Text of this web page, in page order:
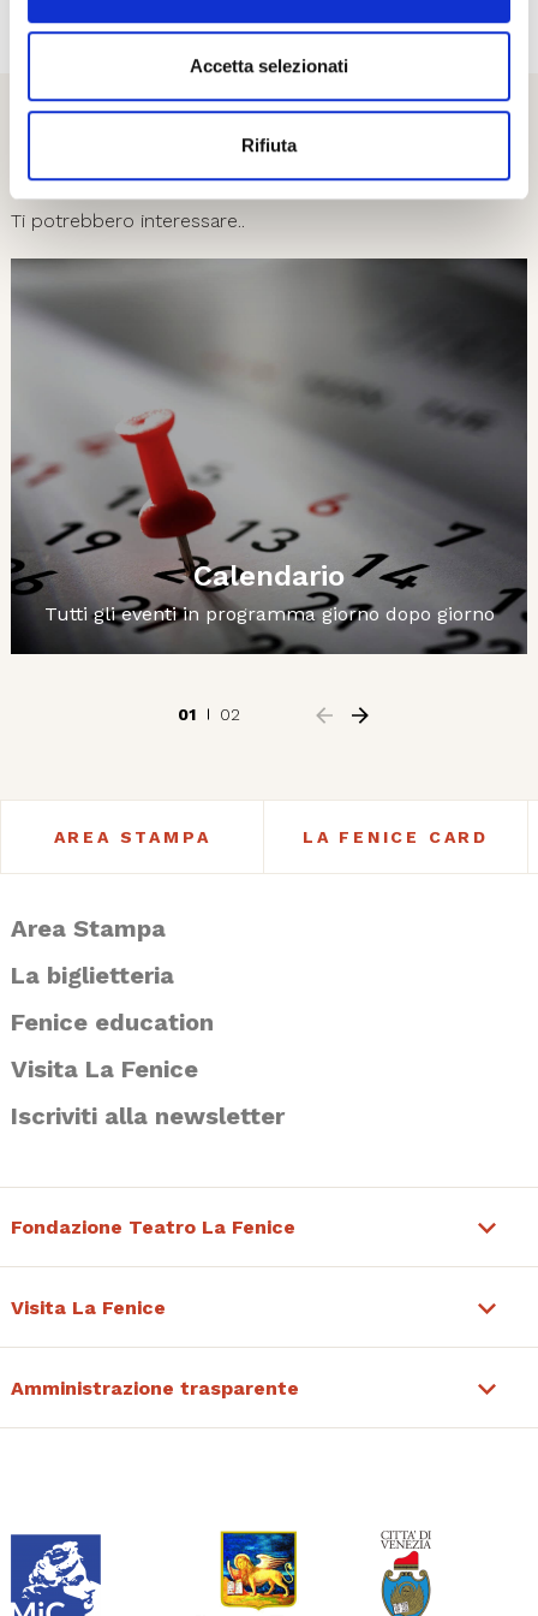
Accetta selezionati
Rifiuta
Esplora
Ti potrebbero interessare..
Calendario
Tutti gli eventi in programma giorno dopo giorno
01 02
AREA STAMPA LA FENICE CARD
Area Stampa
La biglietteria
Fenice education
Visita La Fenice
Iscriviti alla newsletter
Fondazione Teatro La Fenice
Visita La Fenice
Amministrazione trasparente